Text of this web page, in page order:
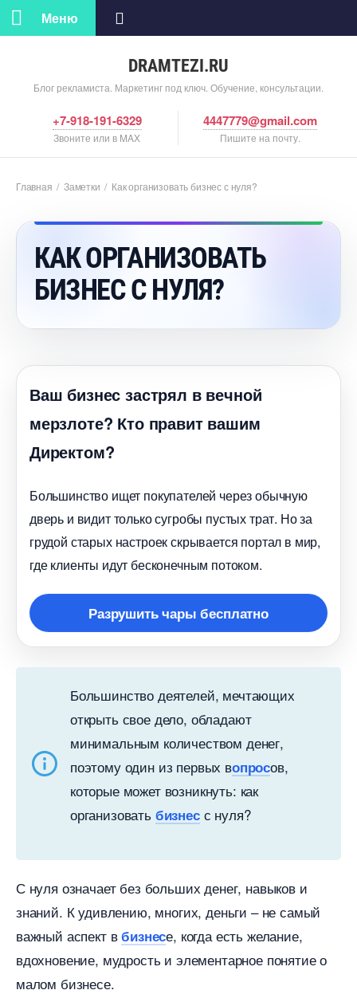
DRAMTEZI.RU
Блог рекламиста. Маркетинг под ключ. Обучение, консультации.
Меню
+7-918-191-6329
Звоните или в MAX
4447779@gmail.com
Пишите на почту.
Главная / Заметки / Как организовать бизнес с нуля?
КАК ОРГАНИЗОВАТЬ
БИЗНЕС С НУЛЯ?
аш бизнес застрял в вечной
мерзлоте? Кто правит вашим
Директом?
Большинство ищет покупателей через обычную
дверь и видит только сугробы пустых трат. Но за
рудой старых настроек скрывается портал в мир,
де клиенты идут бесконечным потоком.
Разрушить чары бесплатно
Большинство деятелей, мечтающих
открыть свое дело, обладают
минимальным количеством денег,
поэтому один из первыхопросов,
которые может возникнуть: как
организовать изнесс нуля?
С нуля означает без больших денег, навыков и
знаний. К удивлению, многих, деньги – не самый
ажный аспектизнесе, когда есть желание,
дохновение, мудрость и элементарное понятие о
малом бизнесе.